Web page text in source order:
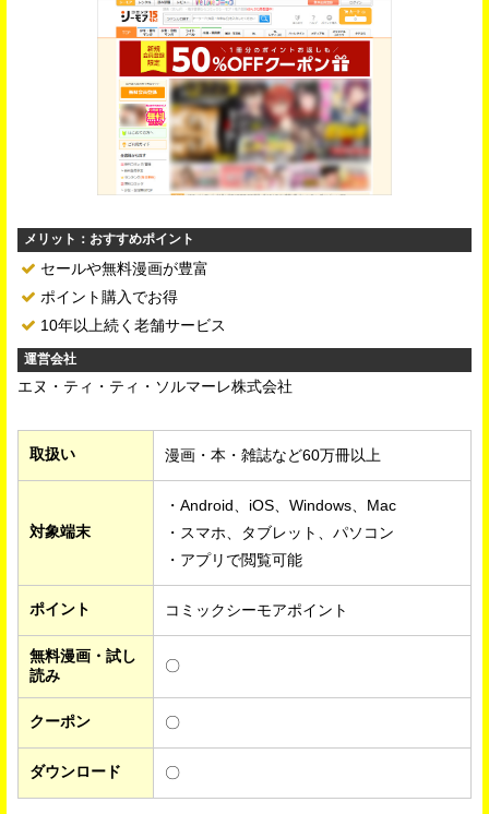
メリット：おすすめポイント
セールや無料漫画が豊富
ポイント購入でお得
10年以上続く老舗サービス
運営会社
エヌ・ティ・ティ・ソルマーレ株式会社
取扱い 漫画・本・雑誌など60万冊以上
対象端末
・Android、iOS、Windows、Mac
・スマホ、タブレット、パソコン
・アプリで閲覧可能
ポイント コミックシーモアポイント
無料漫画・試し
読み
〇
クーポン 〇
ダウンロード 〇